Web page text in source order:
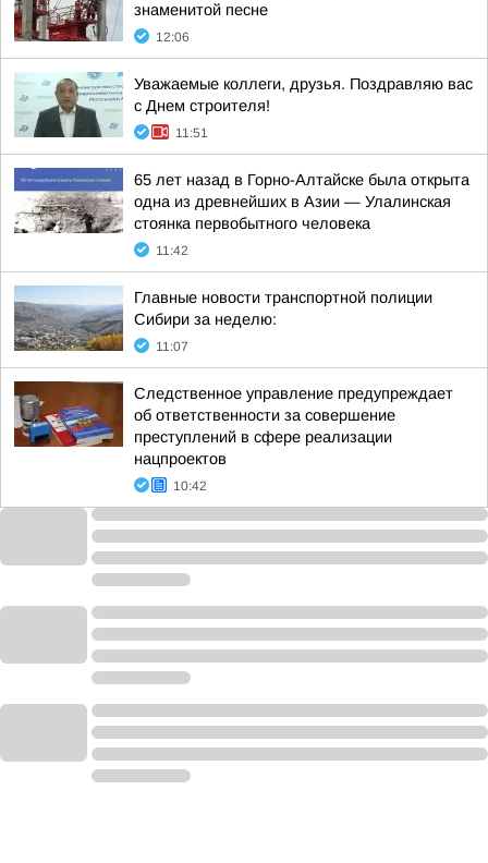
знаменитой песне
12:06
Уважаемые коллеги, друзья. Поздравляю вас
с Днем строителя!
11:51
65 лет назад в Горно-Алтайске была открыта
одна из древнейших в Азии — Улалинская
стоянка первобытного человека
11:42
Главные новости транспортной полиции
Сибири за неделю:
11:07
Следственное управление предупреждает
об ответственности за совершение
преступлений в сфере реализации
нацпроектов
10:42